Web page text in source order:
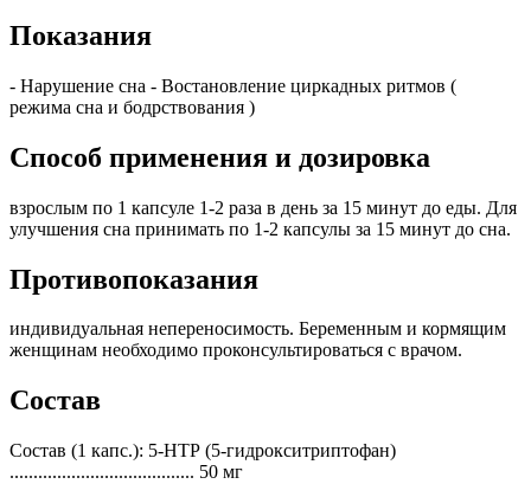
Показания
- Нарушение сна - Востановление циркадных ритмов (
режима сна и бодрствования )
Способ применения и дозировка
взрослым по 1 капсуле 1-2 раза в день за 15 минут до еды. Для
улучшения сна принимать по 1-2 капсулы за 15 минут до сна.
Противопоказания
индивидуальная непереносимость. Беременным и кормящим
женщинам необходимо проконсультироваться с врачом.
Состав
Состав (1 капс.): 5-НТР (5-гидрокситриптофан)
....................................... 50 мг